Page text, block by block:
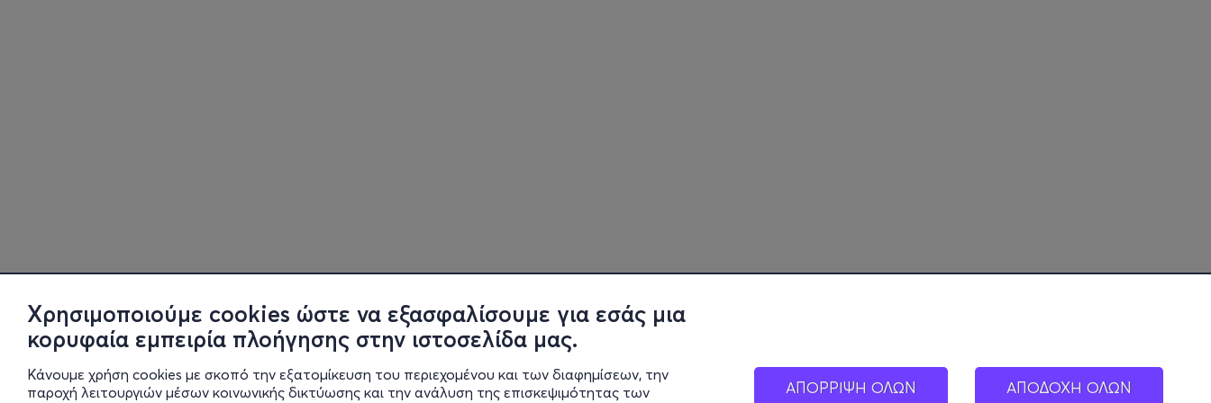
Χρησιμοποιούμε cookies ώστε να εξασφαλίσουμε για εσάς μια
κορυφαία εμπειρία πλοήγησης στην ιστοσελίδα μας.
Κάνουμε χρήση cookies με σκοπό την εξατομίκευση του περιεχομένου και των διαφημίσεων, την
παροχή λειτουργιών μέσων κοινωνικής δικτύωσης και την ανάλυση της επισκεψιμότητας των
ΑΠΟΡΡΙΨΗ ΟΛΩΝ ΑΠΟΔΟΧΗ ΟΛΩΝ